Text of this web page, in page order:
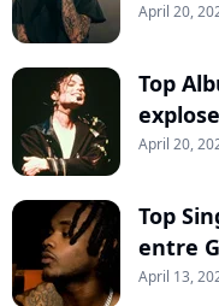
April 20,
Top
April 20,
Top
entre
April 13,